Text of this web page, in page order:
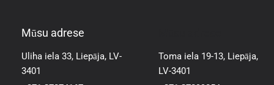
Mūsu adrese
Uliha iela 33, Liepāja, LV-
3401
Toma iela 19-13, Liepāja,
LV-3401